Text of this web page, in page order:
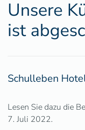
Unsere
ist
Schulleben
Lesen Sie dazu die
7. Juli 2022.